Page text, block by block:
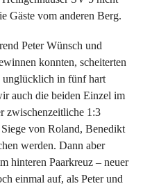
Gäste vom anderen Berg.
Peter Wünsch und
konnten, scheiterten
in fünf hart
auch die beiden Einzel im
zwischenzeitliche 1:3
von Roland, Benedikt
werden. Dann aber
hinteren Paarkreuz – neuer
einmal auf, als Peter und